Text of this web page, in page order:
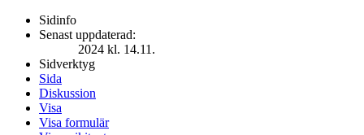
Sidinfo
Senast uppdaterad:
2024 kl. 14.11.
Sidverktyg
Sida
Diskussion
Visa
Visa formulär